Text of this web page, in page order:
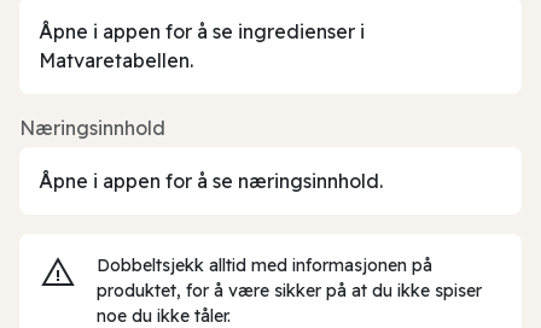
Åpne i appen for å se ingredienser i
Matvaretabellen.
Næringsinnhold
Åpne i appen for å se næringsinnhold.
Dobbeltsjekk alltid med informasjonen på
produktet, for å være sikker på at du ikke spiser
noe du ikke tåler.